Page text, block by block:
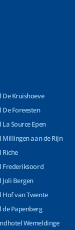
De Kruishoeve
De Foreesten
Source Epen
Millingen aan de Rijn
Riche
Frederiksoord
Joli Bergen
Hof van Twente
de Papenberg
Wemeldinge